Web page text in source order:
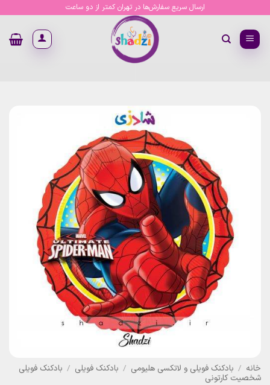
content
ارسال سریع سفارش‌ها در تهران کمتر از دو ساعت
خانه / بادکنک فویلی و لاتکسی هلیومی / بادکنک فویلی / بادکنک فویلی
شخصیت کارتونی